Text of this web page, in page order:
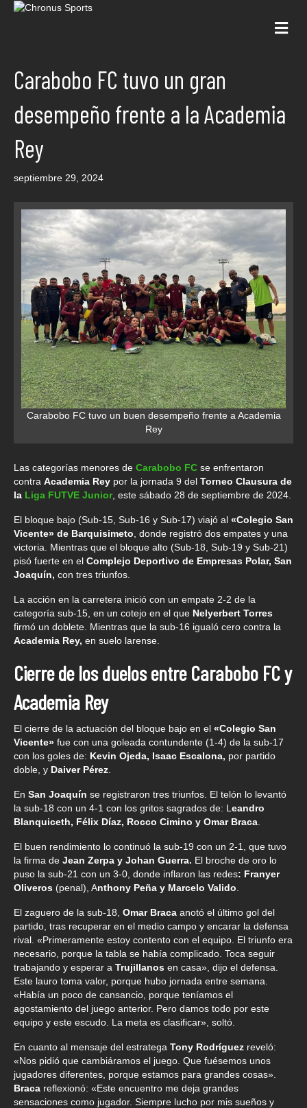
Carabobo FC tuvo un gran
desempeño frente a la Academia
Rey
septiembre 29, 2024
Carabobo FC tuvo un buen desempeño frente a Academia
Rey
Las categorías menores de Carabobo FC se enfrentaron
contra Academia Rey por la jornada 9 del Torneo Clausura de
la Liga FUTVE Junior, este sábado 28 de septiembre de 2024.
El bloque bajo (Sub-15, Sub-16 y Sub-17) viajó al «Colegio San
Vicente» de Barquisimeto , donde registró dos empates y una
victoria. Mientras que el bloque alto (Sub-18, Sub-19 y Sub-21)
pisó fuerte en el Complejo Deportivo de Empresas Polar, San
Joaquín, con tres triunfos.
La acción en la carretera inició con un empate 2-2 de la
categoría sub-15, en un cotejo en el que Nelyerbert Torres
firmó un doblete. Mientras que la sub-16 igualó cero contra la
Academia Rey, en suelo larense.
Cierre de los duelos entre Carabobo FC y
Academia Rey
El cierre de la actuación del bloque bajo en el «Colegio San
Vicente» fue con una goleada contundente (1-4) de la sub-17
con los goles de: Kevin Ojeda, Isaac Escalona, por partido
doble, y Daiver Pérez
En San Joaquín se registraron tres triunfos. El telón lo levantó
la sub-18 con un 4-1 con los gritos sagrados de: L eandro
Blanquiceth, Félix Díaz, Rocco Cimino y Omar Braca
El buen rendimiento lo continuó la sub-19 con un 2-1, que tuvo
la firma de Jean Zerpa y Johan Guerra. El broche de oro lo
puso la sub-21 con un 3-0, donde inflaron las redes: Franyer
Oliveros (penal), Anthony Peña y Marcelo Valido
El zaguero de la sub-18, Omar Braca anotó el último gol del
partido, tras recuperar en el medio campo y encarar la defensa
rival. «Primeramente estoy contento con el equipo. El triunfo era
necesario, porque la tabla se había complicado. Toca seguir
trabajando y esperar a Trujillanos en casa», dijo el defensa.
Este lauro toma valor, porque hubo jornada entre semana.
«Había un poco de cansancio, porque teníamos el
agostamiento del juego anterior. Pero damos todo por este
equipo y este escudo. La meta es clasificar», soltó.
En cuanto al mensaje del estratega Tony Rodríguez reveló:
«Nos pidió que cambiáramos el juego. Que fuésemos unos
jugadores diferentes, porque estamos para grandes cosas».
Braca reflexionó: «Este encuentro me deja grandes
sensaciones como jugador. Siempre lucho por mis sueños y